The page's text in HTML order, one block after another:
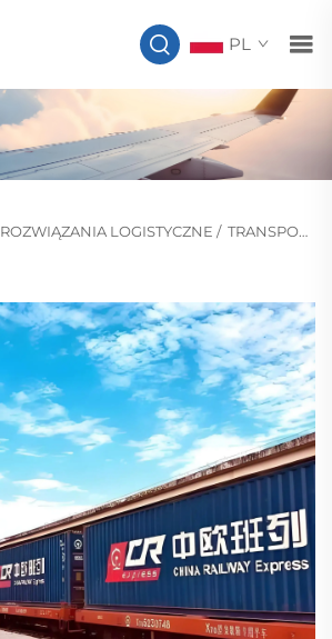
PL
ROZWIĄZANIA LOGISTYCZNE / TRANSPORT KOLEJOWY EUROPEJSKI